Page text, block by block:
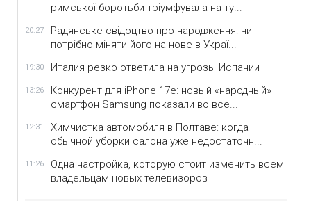
римської боротьби тріумфувала на ту...
20:27
Радянське свідоцтво про народження: чи
потрібно міняти його на нове в Украї...
19:30 Италия резко ответила на угрозы Испании
13:26
Конкурент для iPhone 17e: новый «народный»
смартфон Samsung показали во все...
12:31
Химчистка автомобиля в Полтаве: когда
обычной уборки салона уже недостаточн...
11:26
Одна настройка, которую стоит изменить всем
владельцам новых телевизоров